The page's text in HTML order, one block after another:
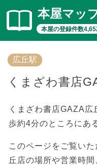
本屋マッ
本屋の登録件数
広丘駅
くまざわ書店
くまざわ書店GAZA広
歩約4分のところにあ
このページをご覧い
丘店の場所や営業時